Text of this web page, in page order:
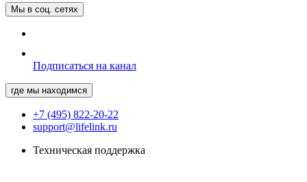
Мы в соц. сетях
Подписаться на канал
где мы находимся
+7 (495) 822-20-22
support@lifelink.ru
Техническая поддержка